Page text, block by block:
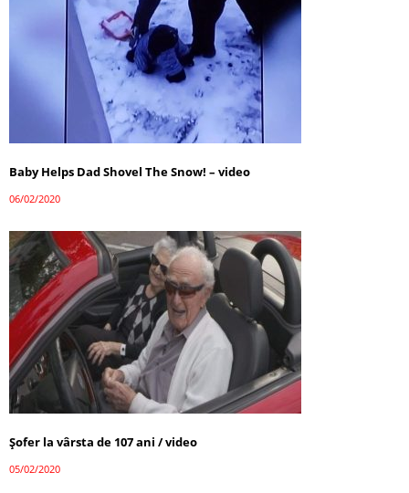
Baby Helps Dad Shovel The Snow! – video
06/02/2020
Șofer la vârsta de 107 ani / video
05/02/2020